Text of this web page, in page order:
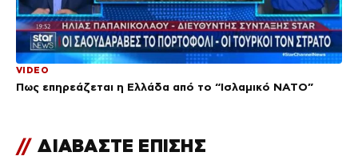
VIDEO
Πως επηρεάζεται η Ελλάδα από το “Ισλαμικό ΝΑΤΟ”
// ΔΙΑΒΑΣΤΕ ΕΠΙΣΗΣ